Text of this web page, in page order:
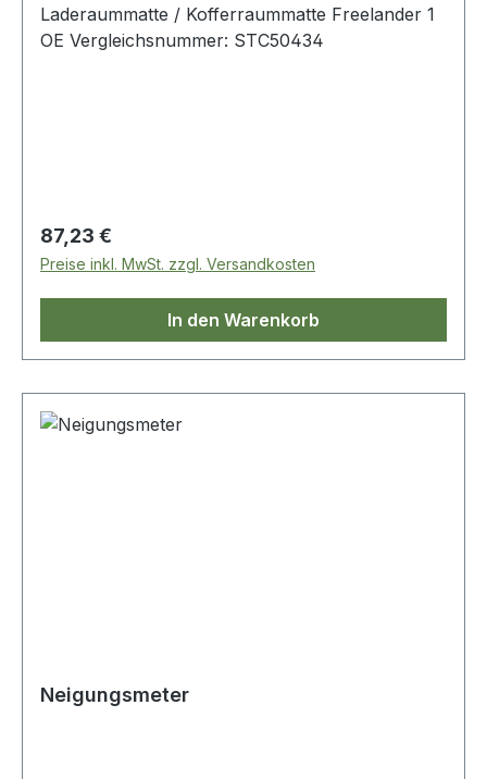
Laderaummatte / Kofferraummatte Freelander 1
OE Vergleichsnummer: STC50434
Regulärer Preis:
87,23 €
Preise inkl. MwSt. zzgl. Versandkosten
In den Warenkorb
Neigungsmeter